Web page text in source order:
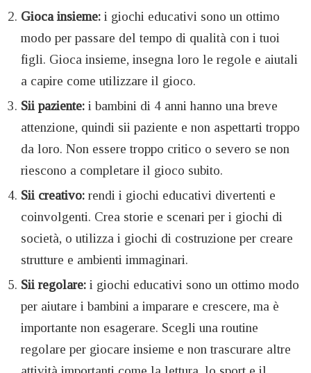
Gioca insieme: i giochi educativi sono un ottimo
modo per passare del tempo di qualità con i tuoi
figli. Gioca insieme, insegna loro le regole e aiutali
a capire come utilizzare il gioco.
Sii paziente: i bambini di 4 anni hanno una breve
attenzione, quindi sii paziente e non aspettarti troppo
da loro. Non essere troppo critico o severo se non
riescono a completare il gioco subito.
Sii creativo: rendi i giochi educativi divertenti e
coinvolgenti. Crea storie e scenari per i giochi di
società, o utilizza i giochi di costruzione per creare
strutture e ambienti immaginari.
Sii regolare: i giochi educativi sono un ottimo modo
per aiutare i bambini a imparare e crescere, ma è
importante non esagerare. Scegli una routine
regolare per giocare insieme e non trascurare altre